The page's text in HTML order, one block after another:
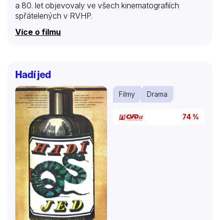
a 80. let objevovaly ve všech kinematografiích
spřátelených v RVHP.
Více o filmu
Hadí jed
Filmy Drama
74 %